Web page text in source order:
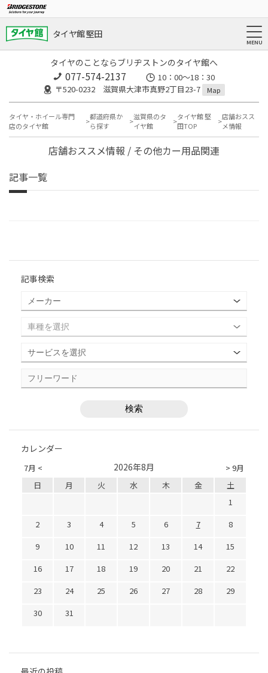
タイヤ館 堅田
タイヤのことならブリヂストンのタイヤ館へ
077-574-2137
10：00～18：30
〒520-0232 滋賀県大津市真野2丁目23-7
Map
タイヤ・ホイール専門
店のタイヤ館
都道府県か
ら探す
滋賀県のタ
イヤ館
タイヤ館 堅
田TOP
店舗おスス
メ情報
店舗おススメ情報 / その他カー用品関連
記事一覧
記事検索
カレンダー
7月 < > 9月
2026年8月
日 月 火 水 木 金
土
1
2
3 4 5 6 7
8
9
10 11 12 13 14
15
16
17 18 19 20 21
22
23
24 25 26 27 28
29
30
31